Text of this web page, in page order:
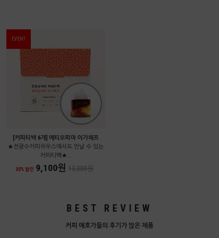
EVENT
[커피티백 6개] 에티오피아 이가체프
★전광수커피하우스에서도 만날 수 있는
커피티백★...
30% 할인 9,100원 13,000원
BEST REVIEW
커피 애호가들의 후기가 많은 제품